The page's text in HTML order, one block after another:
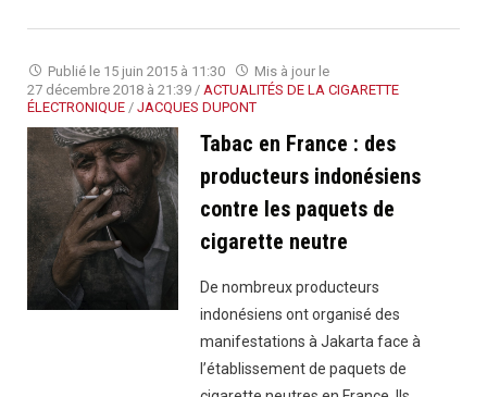
:
au
Publié le 15 juin 2015 à 11:30
Mis à jour le
27 décembre 2018 à 21:39 / ACTUALITÉS DE LA CIGARETTE
ÉLECTRONIQUE / JACQUES DUPONT
Tabac en France : des
producteurs indonésiens
contre les paquets de
cigarette neutre
De nombreux producteurs
indonésiens ont organisé des
manifestations à Jakarta face à
l’établissement de paquets de